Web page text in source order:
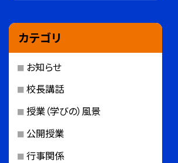
カテゴリ
お知らせ
校長講話
授業（学びの）風景
公開授業
行事関係